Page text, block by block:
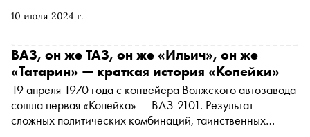
10 июля 2024 г.
редактор и издатель Владимир Крымов посвятил журнал
светским развлечениям вроде охоты, театров и
путешествий, нарядам, украшениям и в значительной
степени искусству. Многое об интересах читателей
может рассказать и реклама, которая не сильно
отличается от того, что рекламируется на страницах
глянца сейчас
ВАЗ, он же ТАЗ, он же «Ильич», он же
«Татарин» — краткая история «Копейки»
19 апреля 1970 года с конвейера Волжского автозавода
сошла первая «Копейка» — ВАЗ-2101. Результат
сложных политических комбинаций, таинственных